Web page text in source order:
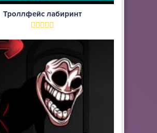
Троллфейс лабиринт